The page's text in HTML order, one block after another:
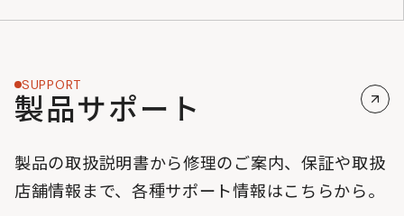
SUPPORT
製品サポート
製品の取扱説明書から修理のご案内、保証や取扱
店舗情報まで、各種サポート情報はこちらから。